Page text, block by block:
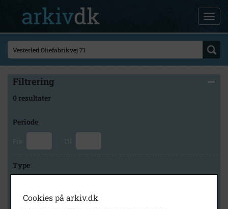
Filtrering
0 resultater
Periode
Fra Til
Type
Cookies på arkiv.dk